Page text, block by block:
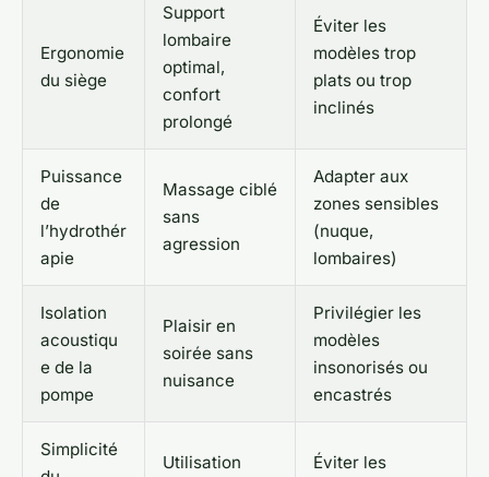
Ergonomie
du siège
Support
lombaire
optimal,
confort
prolongé
Éviter les
modèles trop
plats ou trop
inclinés
Puissance
de
l’hydrothér
apie
Massage ciblé
sans
agression
Adapter aux
zones sensibles
(nuque,
lombaires)
Isolation
acoustiqu
e de la
pompe
Plaisir en
soirée sans
nuisance
Privilégier les
modèles
insonorisés ou
encastrés
Simplicité
Utilisation
Éviter les